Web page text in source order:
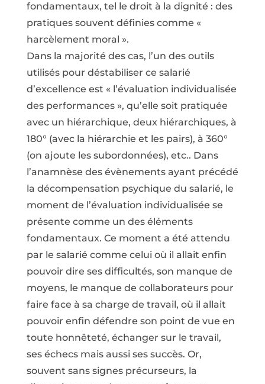
fondamentaux, tel le droit à la dignité : des
pratiques souvent définies comme «
harcèlement moral ».
Dans la majorité des cas, l’un des outils
utilisés pour déstabiliser ce salarié
d’excellence est « l’évaluation individualisée
des performances », qu’elle soit pratiquée
avec un hiérarchique, deux hiérarchiques, à
180° (avec la hiérarchie et les pairs), à 360°
(on ajoute les subordonnées), etc.. Dans
l’anamnèse des évènements ayant précédé
la décompensation psychique du salarié, le
moment de l’évaluation individualisée se
présente comme un des éléments
fondamentaux. Ce moment a été attendu
par le salarié comme celui où il allait enfin
pouvoir dire ses difficultés, son manque de
moyens, le manque de collaborateurs pour
faire face à sa charge de travail, où il allait
pouvoir enfin défendre son point de vue en
toute honnêteté, échanger sur le travail,
ses échecs mais aussi ses succès. Or,
souvent sans signes précurseurs, la